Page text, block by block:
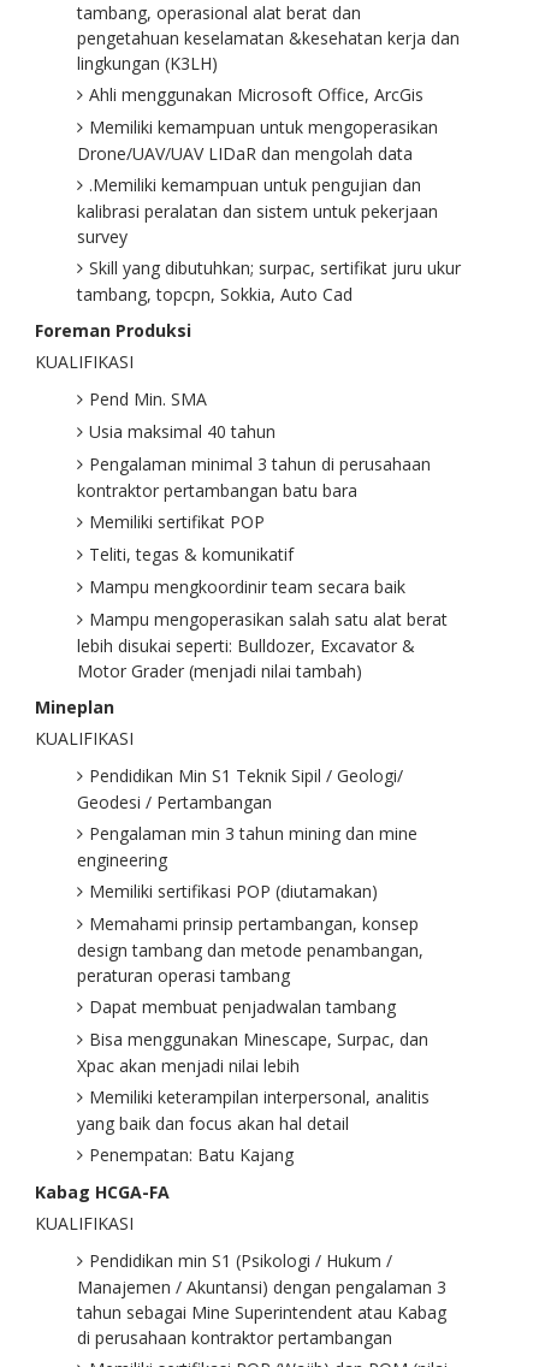
tambang, operasional alat berat dan
pengetahuan keselamatan &kesehatan kerja dan
lingkungan (K3LH)
Ahli menggunakan Microsoft Office, ArcGis
Memiliki kemampuan untuk mengoperasikan
Drone/UAV/UAV LIDaR dan mengolah data
.Memiliki kemampuan untuk pengujian dan
kalibrasi peralatan dan sistem untuk pekerjaan
survey
Skill yang dibutuhkan; surpac, sertifikat juru ukur
tambang, topcpn, Sokkia, Auto Cad
Foreman Produksi
KUALIFIKASI
Pend Min. SMA
Usia maksimal 40 tahun
Pengalaman minimal 3 tahun di perusahaan
kontraktor pertambangan batu bara
Memiliki sertifikat POP
Teliti, tegas & komunikatif
Mampu mengkoordinir team secara baik
Mampu mengoperasikan salah satu alat berat
lebih disukai seperti: Bulldozer, Excavator &
Motor Grader (menjadi nilai tambah)
Mineplan
KUALIFIKASI
Pendidikan Min S1 Teknik Sipil / Geologi/
Geodesi / Pertambangan
Pengalaman min 3 tahun mining dan mine
engineering
Memiliki sertifikasi POP (diutamakan)
Memahami prinsip pertambangan, konsep
design tambang dan metode penambangan,
peraturan operasi tambang
Dapat membuat penjadwalan tambang
Bisa menggunakan Minescape, Surpac, dan
Xpac akan menjadi nilai lebih
Memiliki keterampilan interpersonal, analitis
yang baik dan focus akan hal detail
Penempatan: Batu Kajang
Kabag HCGA-FA
KUALIFIKASI
Pendidikan min S1 (Psikologi / Hukum /
Manajemen / Akuntansi) dengan pengalaman 3
tahun sebagai Mine Superintendent atau Kabag
di perusahaan kontraktor pertambangan